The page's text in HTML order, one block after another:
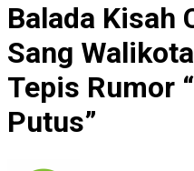
Balada Kisah
Sang
Tepis Rumor
Putus”